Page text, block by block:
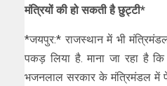
मंत्रियों की हो सकती है छुट्टी*
*जयपुर:* राजस्थान में भी
पकड़ लिया है. माना जा रहा है
भजनलाल सरकार के मंत्रिमंडल में